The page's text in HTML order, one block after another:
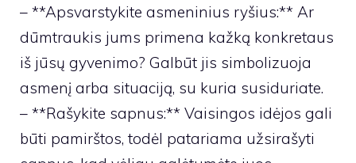
– **Apsvarstykite asmeninius ryšius:** Ar
dūmtraukis jums primena kažką konkretaus
iš jūsų gyvenimo? Galbūt jis simbolizuoja
asmenį arba situaciją, su kuria susiduriate.
– **Rašykite sapnus:** Vaisingos idėjos gali
būti pamirštos, todėl patariama užsirašyti